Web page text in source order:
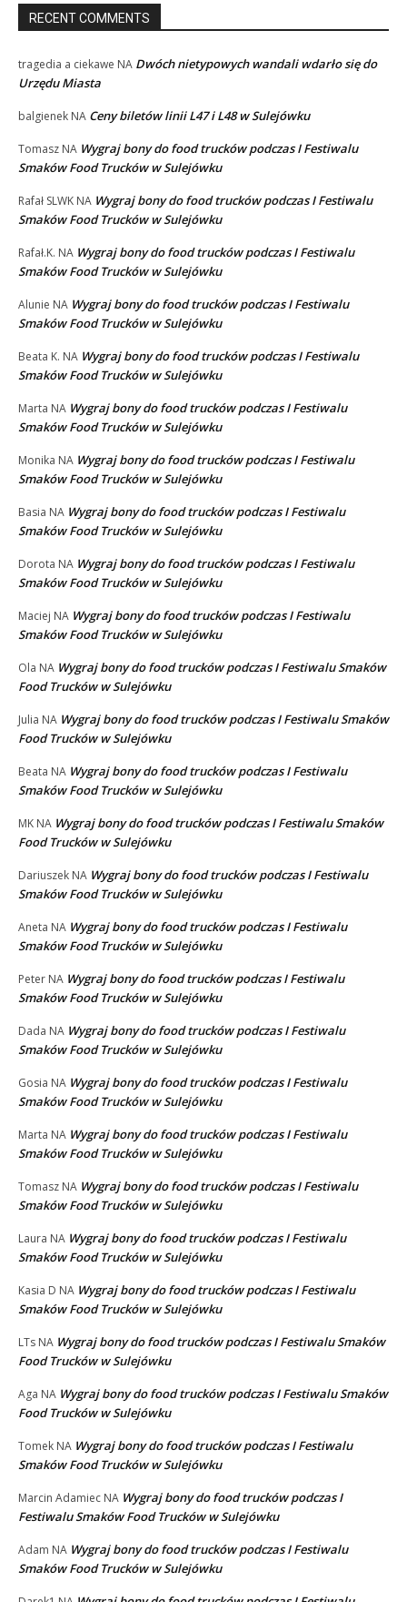
RECENT COMMENTS
tragedia a ciekawe NA Dwóch nietypowych wandali wdarło się do
Urzędu Miasta
balgienek NA Ceny biletów linii L47 i L48 w Sulejówku
Tomasz NA Wygraj bony do food trucków podczas I Festiwalu
Smaków Food Trucków w Sulejówku
Rafał SLWK NA Wygraj bony do food trucków podczas I Festiwalu
Smaków Food Trucków w Sulejówku
Rafał.K. NA Wygraj bony do food trucków podczas I Festiwalu
Smaków Food Trucków w Sulejówku
Alunie NA Wygraj bony do food trucków podczas I Festiwalu
Smaków Food Trucków w Sulejówku
Beata K. NA Wygraj bony do food trucków podczas I Festiwalu
Smaków Food Trucków w Sulejówku
Marta NA Wygraj bony do food trucków podczas I Festiwalu
Smaków Food Trucków w Sulejówku
Monika NA Wygraj bony do food trucków podczas I Festiwalu
Smaków Food Trucków w Sulejówku
Basia NA Wygraj bony do food trucków podczas I Festiwalu
Smaków Food Trucków w Sulejówku
Dorota NA Wygraj bony do food trucków podczas I Festiwalu
Smaków Food Trucków w Sulejówku
Maciej NA Wygraj bony do food trucków podczas I Festiwalu
Smaków Food Trucków w Sulejówku
Ola NA Wygraj bony do food trucków podczas I Festiwalu Smaków
Food Trucków w Sulejówku
Julia NA Wygraj bony do food trucków podczas I Festiwalu Smaków
Food Trucków w Sulejówku
Beata NA Wygraj bony do food trucków podczas I Festiwalu
Smaków Food Trucków w Sulejówku
MK NA Wygraj bony do food trucków podczas I Festiwalu Smaków
Food Trucków w Sulejówku
Dariuszek NA Wygraj bony do food trucków podczas I Festiwalu
Smaków Food Trucków w Sulejówku
Aneta NA Wygraj bony do food trucków podczas I Festiwalu
Smaków Food Trucków w Sulejówku
Peter NA Wygraj bony do food trucków podczas I Festiwalu
Smaków Food Trucków w Sulejówku
Dada NA Wygraj bony do food trucków podczas I Festiwalu
Smaków Food Trucków w Sulejówku
Gosia NA Wygraj bony do food trucków podczas I Festiwalu
Smaków Food Trucków w Sulejówku
Marta NA Wygraj bony do food trucków podczas I Festiwalu
Smaków Food Trucków w Sulejówku
Tomasz NA Wygraj bony do food trucków podczas I Festiwalu
Smaków Food Trucków w Sulejówku
Laura NA Wygraj bony do food trucków podczas I Festiwalu
Smaków Food Trucków w Sulejówku
Kasia D NA Wygraj bony do food trucków podczas I Festiwalu
Smaków Food Trucków w Sulejówku
LTs NA Wygraj bony do food trucków podczas I Festiwalu Smaków
Food Trucków w Sulejówku
Aga NA Wygraj bony do food trucków podczas I Festiwalu Smaków
Food Trucków w Sulejówku
Tomek NA Wygraj bony do food trucków podczas I Festiwalu
Smaków Food Trucków w Sulejówku
Marcin Adamiec NA Wygraj bony do food trucków podczas I
Festiwalu Smaków Food Trucków w Sulejówku
Adam NA Wygraj bony do food trucków podczas I Festiwalu
Smaków Food Trucków w Sulejówku